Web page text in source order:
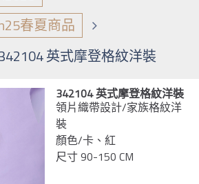
春夏商品
英式摩登格紋洋裝
342104 英式摩登格紋洋裝
領片織帶設計/家族格紋洋
裝
顏色/卡、紅
尺寸 90-150 CM